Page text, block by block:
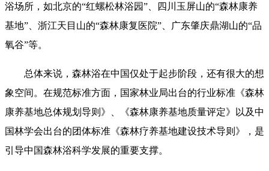
浴场所，如北京的“红螺松林浴园”、四川玉屏山的“森林康养
基地”、浙江天目山的“森林康复医院”、广东肇庆鼎湖山的“品
氧谷”等。
总体来说，森林浴在中国仅处于起步阶段，还有很大的想
象空间。在规范标准方面，国家林业局出台的行业标准《森林
康养基地总体规划导则》、《森林康养基地质量评定》以及中
国林学会出台的团体标准《森林疗养基地建设技术导则》，是
引导中国森林浴科学发展的重要支撑。